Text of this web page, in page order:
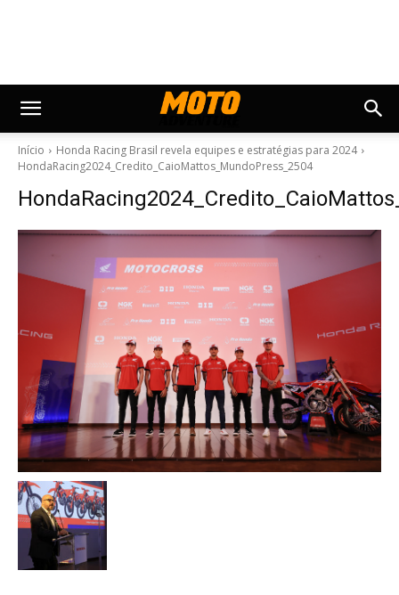
Início
Honda Racing Brasil revela equipes e estratégias para 2024
HondaRacing2024_Credito_CaioMattos_MundoPress_2504